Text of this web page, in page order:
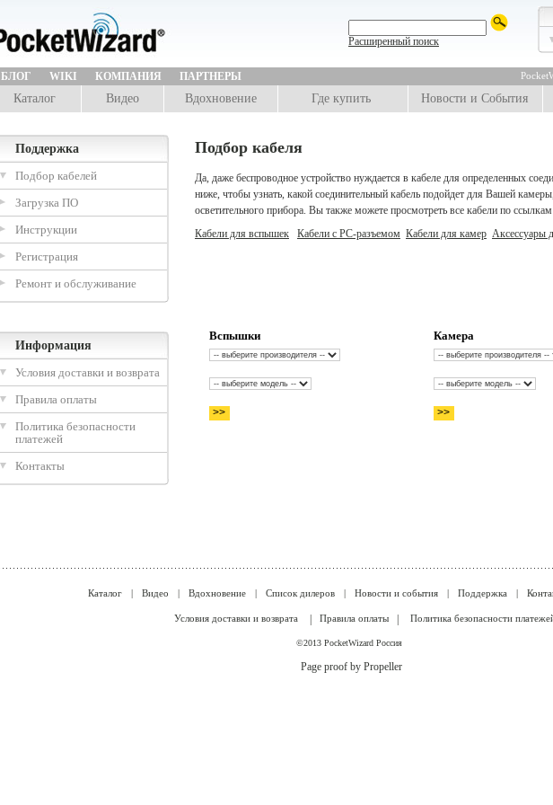
Расширенный поиск
БЛОГ WIKI КОМПАНИЯ ПАРТНЕРЫ
Каталог Видео Вдохновение Где купить Новости и События
Поддержка
Подбор кабелей
Загрузка ПО
Инструкции
Регистрация
Ремонт и обслуживание
Информация
Условия доставки и возврата
Правила оплаты
Политика безопасности
платежей
Контакты
Подбор кабеля
Да, даже беспроводное устройство нуждается в кабеле для определенных
ниже, чтобы узнать, какой соединительный кабель подойдет для Вашей
осветительного прибора. Вы также можете просмотреть все кабели по
Кабели для вспышек
Кабели с PC-разъемом Кабели для камер Аксессуары
Вспышки Камера
Каталог | Видео | Вдохновение | Список дилеров | Новости и события | Поддержка |
Условия доставки и возврата Правила оплаты Политика безопасности
©2013 PocketWizard Россия
Page proof by Propeller